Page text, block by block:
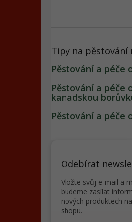
Tipy na pěstování
Pěstování a péče
Pěstování a péče o
kanadskou
Pěstování a péče
Odebírat
Vložte svůj e-mail a
budeme zasílat
nových produktech
shopu.